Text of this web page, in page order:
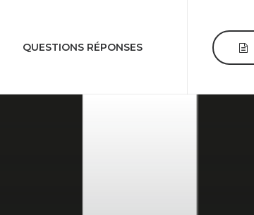
QUESTIONS RÉPONSES